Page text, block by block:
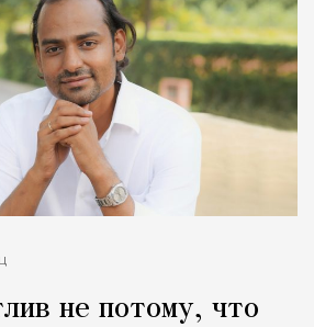
не потому, что